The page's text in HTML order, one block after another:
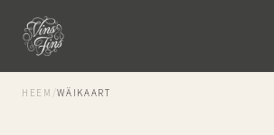
HEEM /WÄIKAART